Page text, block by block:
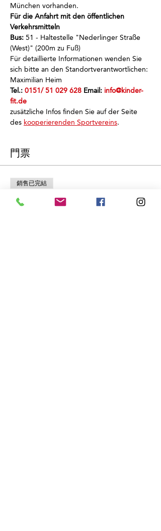
München vorhanden.
Für die Anfahrt mit den öffentlichen
Verkehrsmitteln
Bus: 51 - Haltestelle "Nederlinger Straße
(West)" (200m zu Fuß)
Für detaillierte Informationen wenden Sie
sich bitte an den Standortverantwortlichen:
Maximilian Heim
Tel.: 0151/ 51 029 628 Email: info@kinder-
fit.de
zusätzliche Infos finden Sie auf der Seite
des kooperierenden Sportvereins.
門票
銷售已完結
票券類型